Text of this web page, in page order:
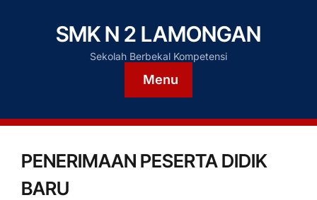
SMK N 2 LAMONGAN
Sekolah Berbekal Kompetensi
Menu
PENERIMAAN PESERTA DIDIK
BARU